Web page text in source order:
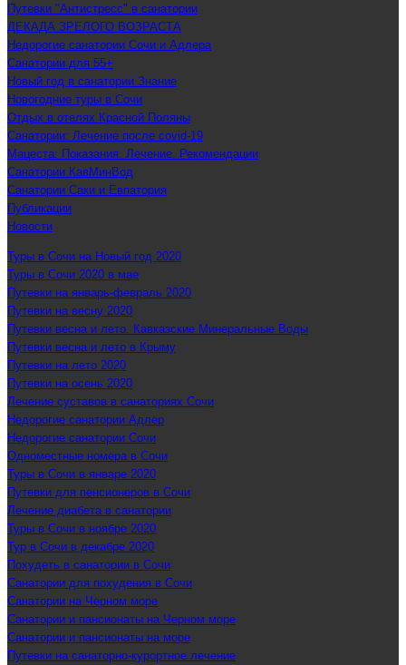
Путевки "Антистресс" в санатории
ДЕКАДА ЗРЕЛОГО ВОЗРАСТА
Недорогие санатории Сочи и Адлера
Санатории для 55+
Новый год в санатории Знание
Новогодние туры в Сочи
Отдых в отелях Красной Поляны
Санатории: Лечение после covid-19
Мацеста: Показания. Лечение. Рекомендации
Санатории КавМинВод
Санатории Саки и Евпатория
Публикации
Новости
Туры в Сочи на Новый год 2020
Туры в Сочи 2020 в мае
Путевки на январь-февраль 2020
Путевки на весну 2020
Путевки весна и лето. Кавказские Минеральные Воды
Путевки весна и лето в Крыму
Путевки на лето 2020
Путевки на осень 2020
Лечение суставов в санаториях Сочи
Недорогие санатории Адлер
Недорогие санатории Сочи
Одноместные номера в Сочи
Туры в Сочи в январе 2020
Путевки для пенсионеров в Сочи
Лечение диабета в санатории
Туры в Сочи в ноябре 2020
Тур в Сочи в декабре 2020
Похудеть в санатории в Сочи
Санатории для похудения в Сочи
Санатории на Черном море
Санатории и пансионаты на Черном море
Санатории и пансионаты на море
Путевки на санаторно-курортное лечение